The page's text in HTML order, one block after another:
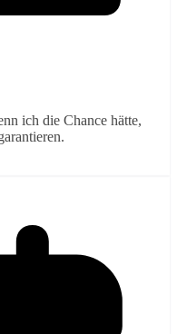
ich die Chance hätte,